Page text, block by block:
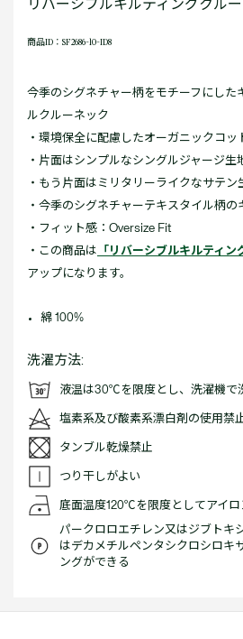
リバーシブルキルティングクル
商品ID：SF2686-10-ID8
今季のシグネチャー柄をモチーフにした
ルクルーネック
・環境保全に配慮したオーガニックコッ
・片面はシンプルなシングルジャージ生
・もう片面はミリタリーライクなサテン
・今季のシグネチャーテキスタイル柄の
・フィット感：Oversize Fit
・この商品は 「リバーシブルキルティン
アップになります。
綿 100%
洗濯方法:
液温は30℃を限度とし、洗濯機で
塩素系及び酸素系漂白剤の使用禁
タンブル乾燥禁止
つり干しがよい
底面温度120℃を限度としてアイロ
パークロロエチレン又はジブトキ
はデカメチルペンタシクロシロキ
ングができる